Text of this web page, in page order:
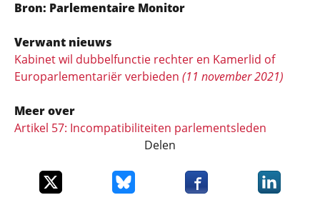
Bron: Parlementaire Monitor
Verwant nieuws
Kabinet wil dubbelfunctie rechter en Kamerlid of
Europarlementariër verbieden (11 november 2021)
Meer over
Artikel 57: Incompatibiliteiten parlementsleden
Delen
Deel dit item op XDeel dit item op Bluesky
Deel dit item opDeel dit